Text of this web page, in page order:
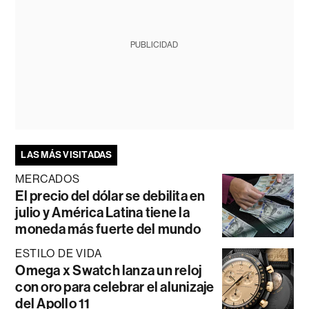
PUBLICIDAD
LAS MÁS VISITADAS
MERCADOS
El precio del dólar se debilita en
julio y América Latina tiene la
moneda más fuerte del mundo
ESTILO DE VIDA
Omega x Swatch lanza un reloj
con oro para celebrar el alunizaje
del Apollo 11